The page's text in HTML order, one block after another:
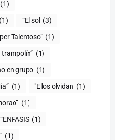
(1)
(1) “El sol (3)
(1)
trampolín” (1)
en grupo (1)
(1) "Ellos olvidan (1)
(1)
“ENFASIS (1)
(1)